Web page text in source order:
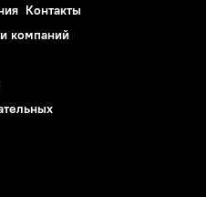
Контакты
компаний